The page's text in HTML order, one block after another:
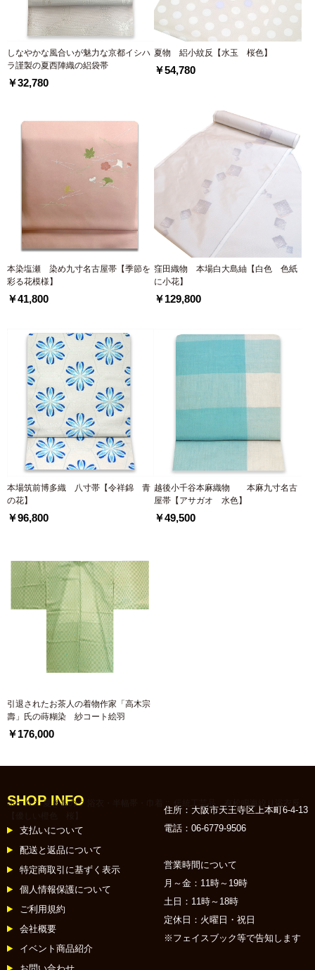
しなやかな風合いが魅力な京都イシハ
ラ謹製の夏西陣織の絽袋帯
￥32,780
夏物 絽小紋反【水玉 桜色】
￥54,780
本染塩瀬 染め九寸名古屋帯【季節を
彩る花模様】
￥41,800
窪田織物 本場白大島紬【白色 色紙
に小花】
￥129,800
本場筑前博多織 八寸帯【令祥錦 青
の花】
￥96,800
越後小千谷本麻織物 本麻九寸名古
屋帯【アサガオ 水色】
￥49,500
引退されたお茶人の着物作家「高木宗
壽」氏の蒔糊染 紗コート絵羽
￥176,000
ホーム::夏きもの::
:: 伝統工芸品 有松鳴海絞り浴衣反
SHOP INFO
支払いについて
配送と返品について
特定商取引に基ずく表示
個人情報保護について
ご利用規約
会社概要
イベント商品紹介
住所：大阪市天王寺区上本町6-4-13
電話：06-6779-9506
営業時間について
月～金：11時～19時
土日：11時～18時
定休日：火曜日・祝日
※フェイスブック等で告知します